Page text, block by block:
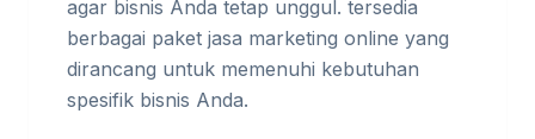
agar bisnis Anda tetap unggul. tersedia
berbagai paket jasa marketing online yang
dirancang untuk memenuhi kebutuhan
spesifik bisnis Anda.